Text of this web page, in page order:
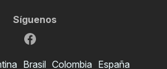
Síguenos
Brasil Colombia España